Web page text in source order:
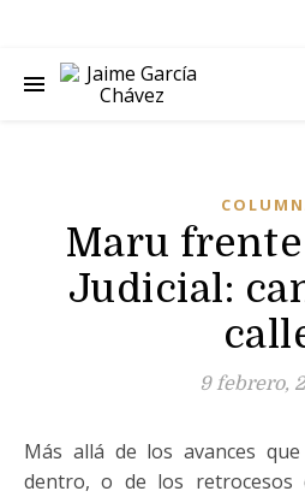
Maru
Judicial:
9 febrero,
Más allá de los avances
dentro, o de los retrocesos